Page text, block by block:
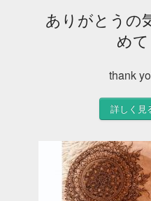
ありがとうの
めて
thank
詳しく見